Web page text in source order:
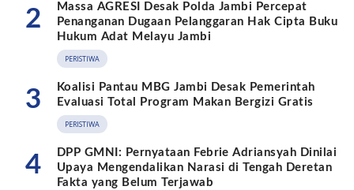
2
Massa AGRESI Desak Polda Jambi Percepat
Penanganan Dugaan Pelanggaran Hak Cipta Buku
Hukum Adat Melayu Jambi
PERISTIWA
3
Koalisi Pantau MBG Jambi Desak Pemerintah
Evaluasi Total Program Makan Bergizi Gratis
PERISTIWA
4
DPP GMNI: Pernyataan Febrie Adriansyah Dinilai
Upaya Mengendalikan Narasi di Tengah Deretan
Fakta yang Belum Terjawab